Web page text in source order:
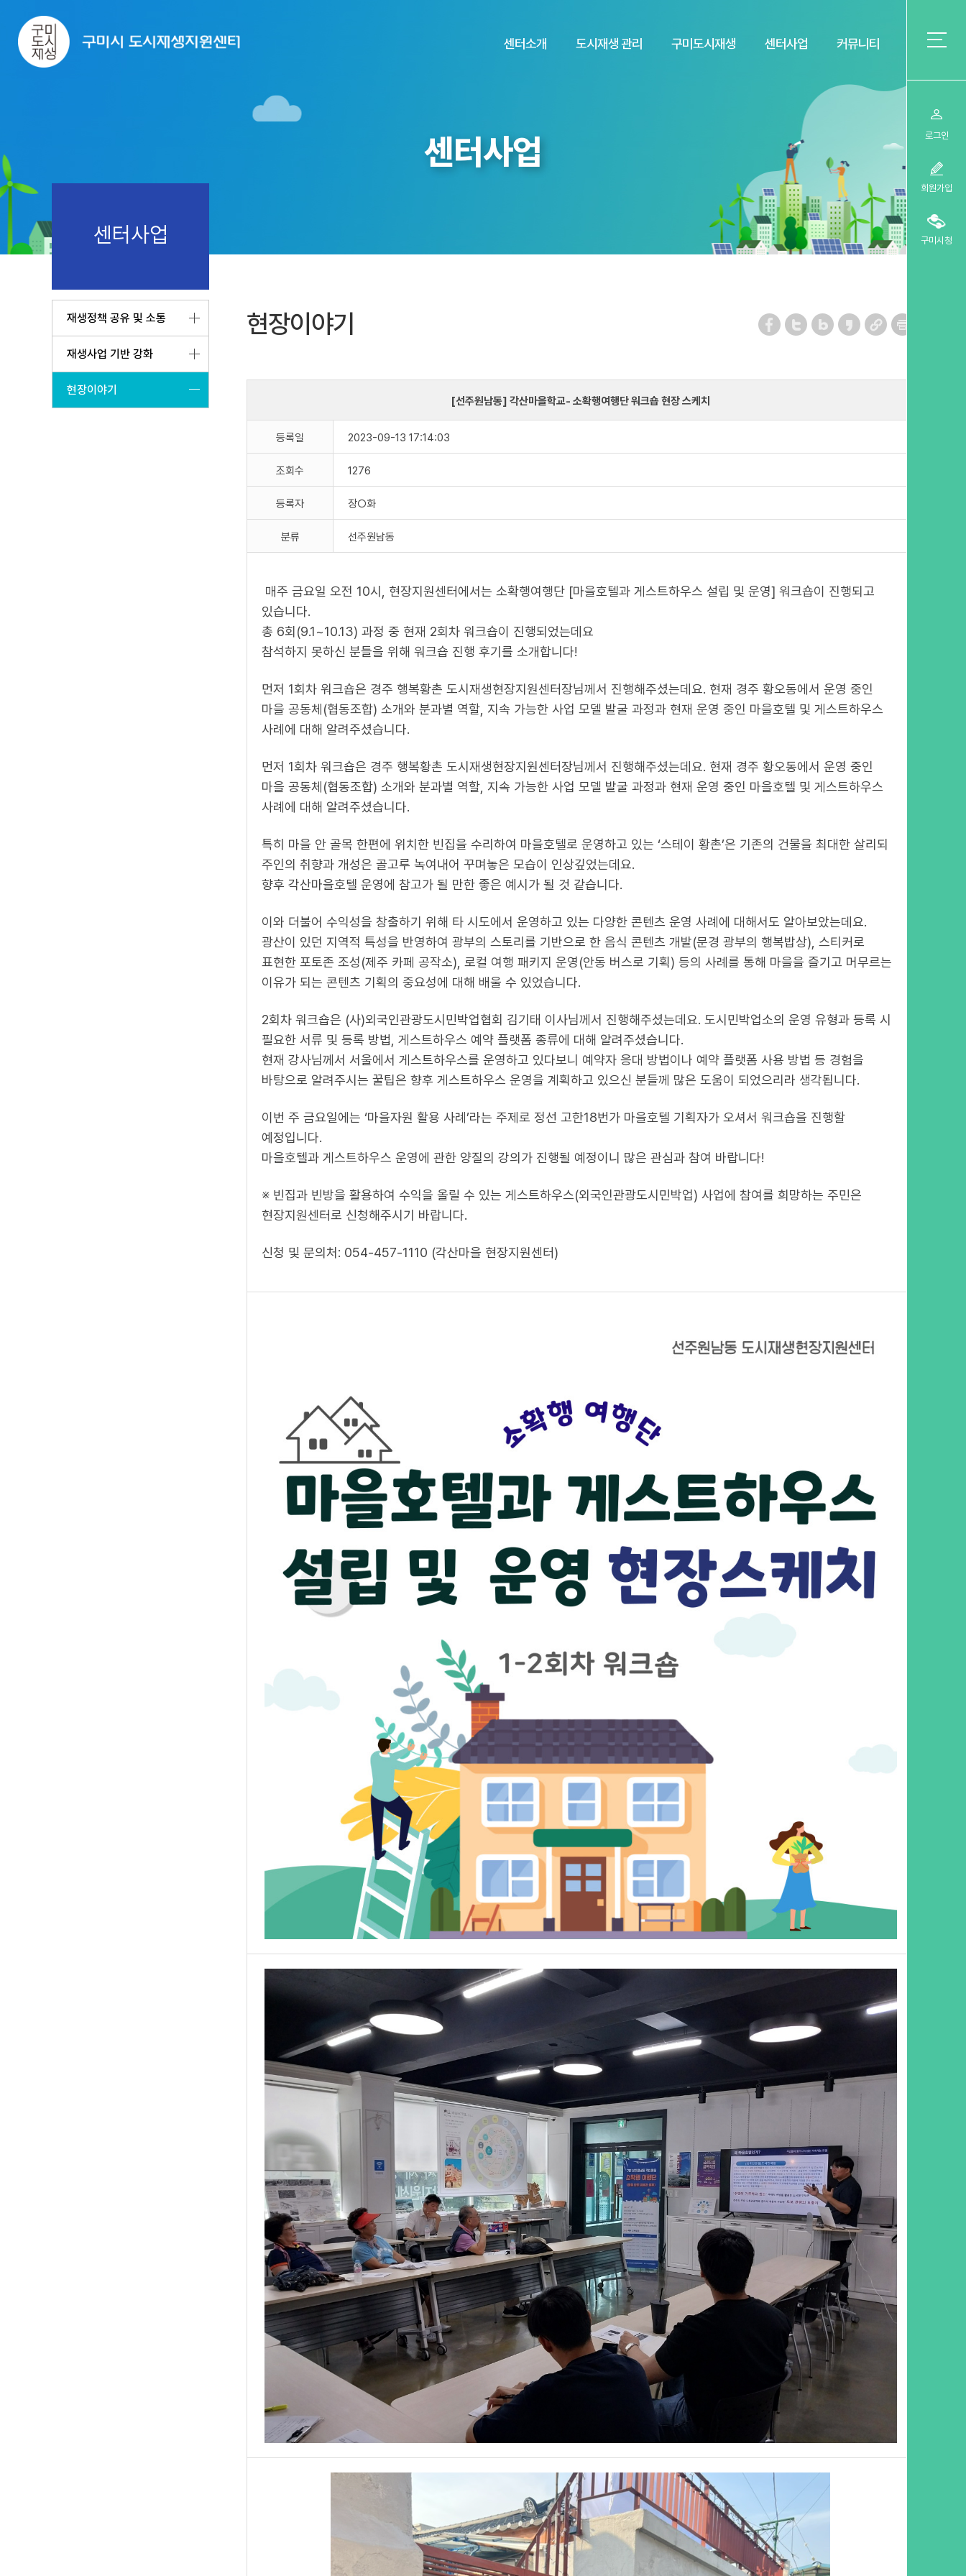
로그인
회원가입
구미시청
센터소개 도시재생 관리 구미도시재생 센터사업 커뮤니티
센터사업
센터사업
재생정책 공유 및 소통
재생사업 기반 강화
현장이야기
현장이야기
[선주원남동] 각산마을학교- 소확행여행단 워크숍 현장 스케치
등록일 2023-09-13 17:14:03
조회수 1276
등록자 장○화
분류 선주원남동
매주 금요일 오전 10시, 현장지원센터에서는 소확행여행단 [마을호텔과 게스트하우스 설립 및 운영] 워크숍이 진행되고
있습니다.
총 6회(9.1~10.13) 과정 중 현재 2회차 워크숍이 진행되었는데요
참석하지 못하신 분들을 위해 워크숍 진행 후기를 소개합니다!
먼저 1회차 워크숍은 경주 행복황촌 도시재생현장지원센터장님께서 진행해주셨는데요. 현재 경주 황오동에서 운영 중인
마을 공동체(협동조합) 소개와 분과별 역할, 지속 가능한 사업 모델 발굴 과정과 현재 운영 중인 마을호텔 및 게스트하우스
사례에 대해 알려주셨습니다.
먼저 1회차 워크숍은 경주 행복황촌 도시재생현장지원센터장님께서 진행해주셨는데요. 현재 경주 황오동에서 운영 중인
마을 공동체(협동조합) 소개와 분과별 역할, 지속 가능한 사업 모델 발굴 과정과 현재 운영 중인 마을호텔 및 게스트하우스
사례에 대해 알려주셨습니다.
특히 마을 안 골목 한편에 위치한 빈집을 수리하여 마을호텔로 운영하고 있는 ‘스테이 황촌’은 기존의 건물을 최대한 살리되
주인의 취향과 개성은 골고루 녹여내어 꾸며놓은 모습이 인상깊었는데요.
향후 각산마을호텔 운영에 참고가 될 만한 좋은 예시가 될 것 같습니다.
이와 더불어 수익성을 창출하기 위해 타 시도에서 운영하고 있는 다양한 콘텐츠 운영 사례에 대해서도 알아보았는데요.
광산이 있던 지역적 특성을 반영하여 광부의 스토리를 기반으로 한 음식 콘텐츠 개발(문경 광부의 행복밥상), 스티커로
표현한 포토존 조성(제주 카페 공작소), 로컬 여행 패키지 운영(안동 버스로 기획) 등의 사례를 통해 마을을 즐기고 머무르는
이유가 되는 콘텐츠 기획의 중요성에 대해 배울 수 있었습니다.
2회차 워크숍은 (사)외국인관광도시민박업협회 김기태 이사님께서 진행해주셨는데요. 도시민박업소의 운영 유형과 등록 시
필요한 서류 및 등록 방법, 게스트하우스 예약 플랫폼 종류에 대해 알려주셨습니다.
현재 강사님께서 서울에서 게스트하우스를 운영하고 있다보니 예약자 응대 방법이나 예약 플랫폼 사용 방법 등 경험을
바탕으로 알려주시는 꿀팁은 향후 게스트하우스 운영을 계획하고 있으신 분들께 많은 도움이 되었으리라 생각됩니다.
이번 주 금요일에는 ‘마을자원 활용 사례’라는 주제로 정선 고한18번가 마을호텔 기획자가 오셔서 워크숍을 진행할
예정입니다.
마을호텔과 게스트하우스 운영에 관한 양질의 강의가 진행될 예정이니 많은 관심과 참여 바랍니다!
※ 빈집과 빈방을 활용하여 수익을 올릴 수 있는 게스트하우스(외국인관광도시민박업) 사업에 참여를 희망하는 주민은
현장지원센터로 신청해주시기 바랍니다.
신청 및 문의처: 054-457-1110 (각산마을 현장지원센터)